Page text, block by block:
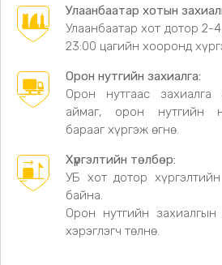
• Хөнгөн жинтэй хийц нь аялал,
ачаалал багатай.
• Том хэмжээтэй тул 2–3 хүн хамт
• Загварлаг хээтэй гадаргуу нь
үзэмж нэмнэ.
Дэлгэрэнгүй мэдээлэл
•Дэлгэсэн хэмжээ: 150 × 200 см
Эвхсэн хэмжээ:
850 гр
Улаанбаатар хотын
Улаанбаатар хот дотор 2-
23:00 цагийн хооронд
Орон нутгийн захиалга:
Орон нутгаас
аймаг, орон нутгийн
барааг хүргэж өгнө.
Хүргэлтийн төлбөр:
УБ хот дотор
байна.
Орон нутгийн
хэрэглэгч төлнө.